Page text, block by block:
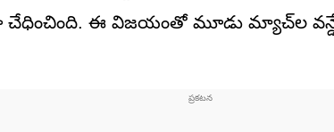
చేధించింది. ఈ విజయంతో మూడు మ్యాచ్‌ల